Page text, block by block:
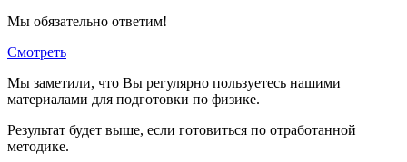
Мы обязательно ответим!
Смотреть
Мы заметили, что Вы регулярно пользуетесь нашими
материалами для подготовки по физике.
Результат будет выше, если готовиться по отработанной
методике.